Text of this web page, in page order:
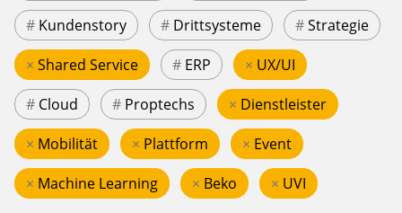
# Kundenstory # Drittsysteme #Strategie
× Shared Service # ERP × UX/UI
# Cloud # Proptechs × Dienstleister
× Mobilität × Plattform × Event
× Machine Learning × Beko × UVI